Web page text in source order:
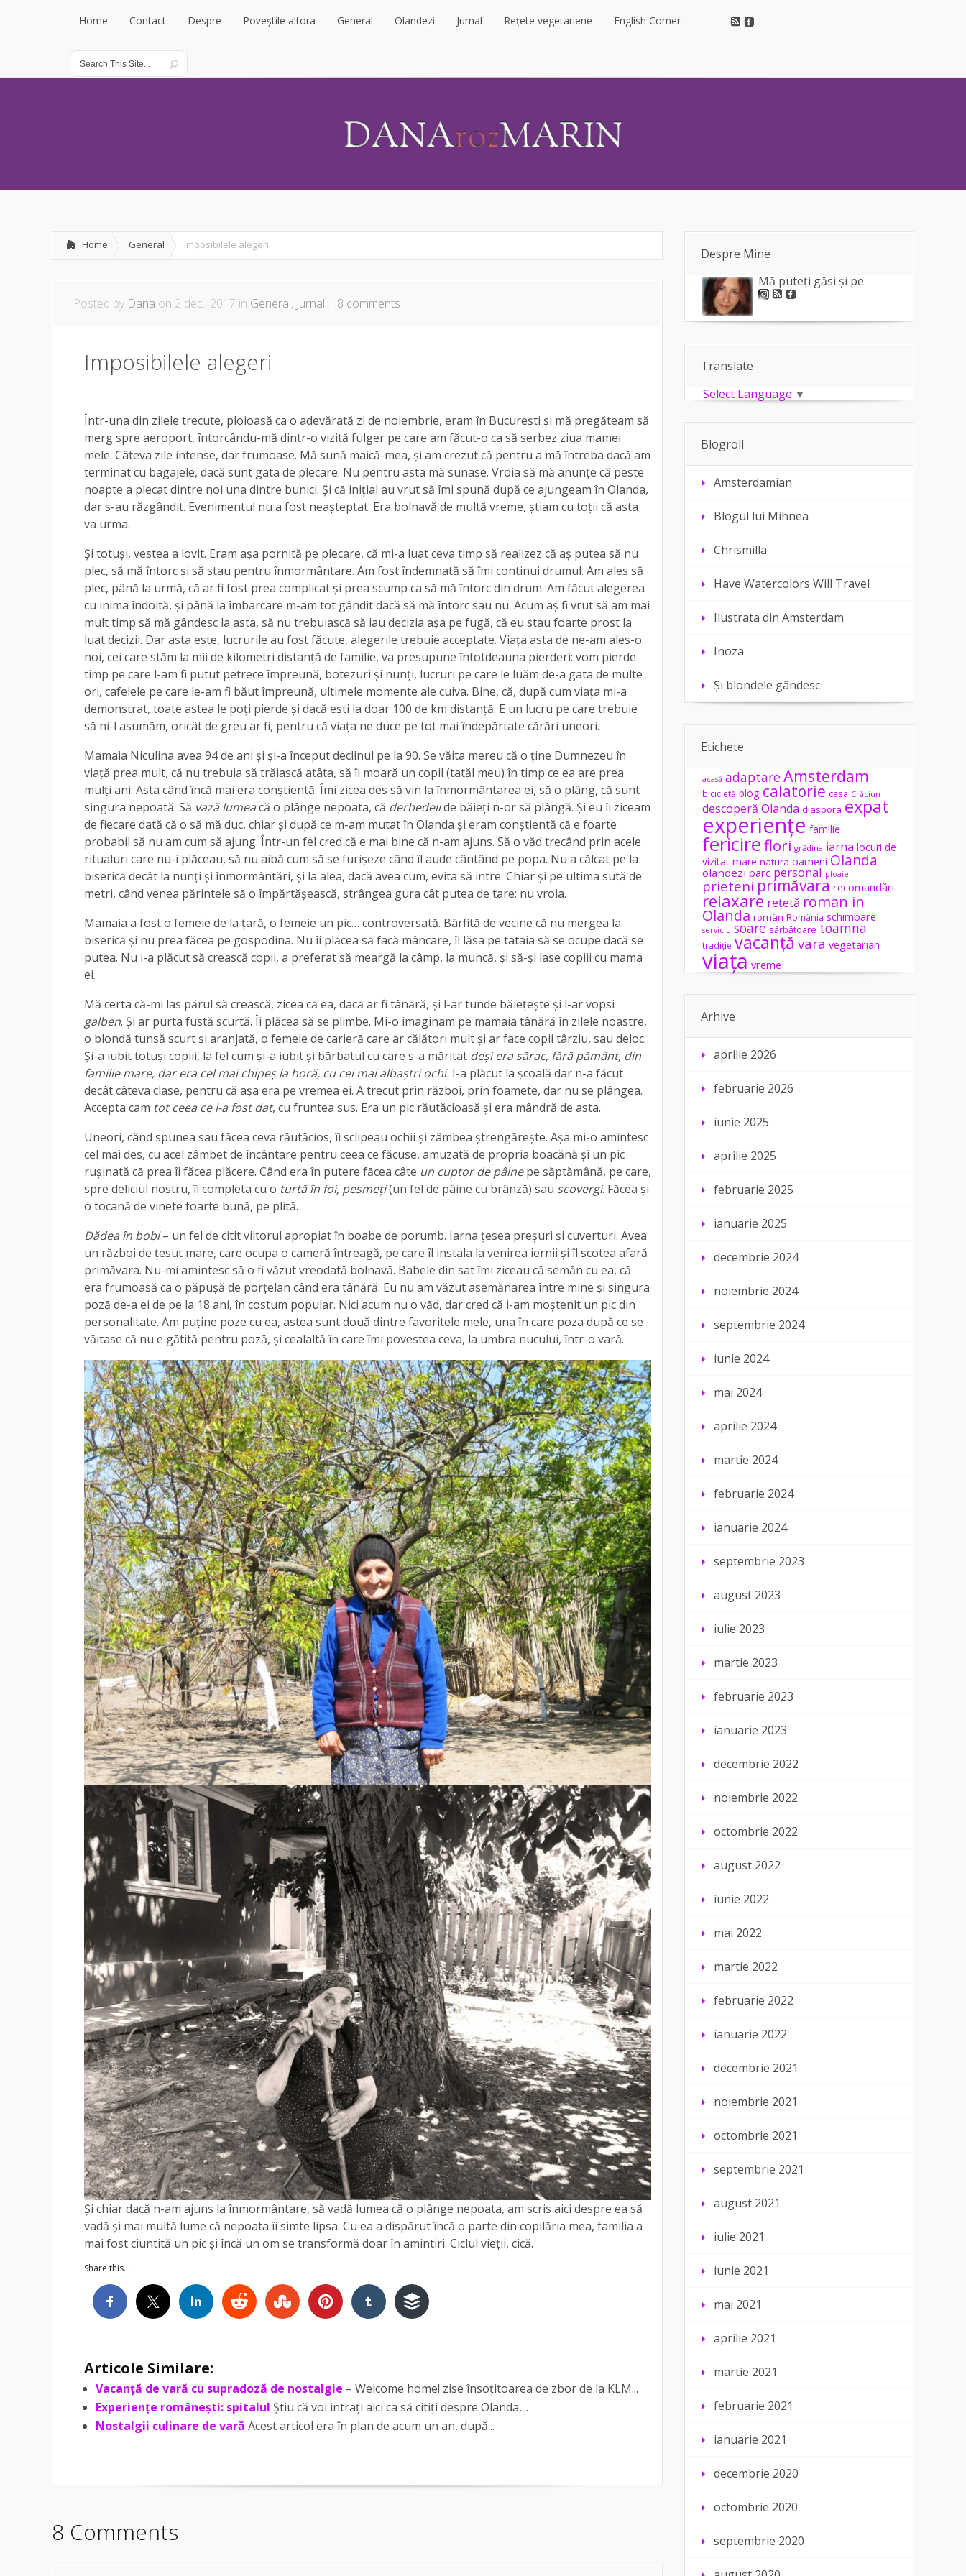
Home
Home
Contact
Contact
Despre Poveștile altora General Olandezi Jurnal Rețete vegetariene English Corner
Home General Imposibilele alegeri
Posted by Dana on 2 dec., 2017 in General, Jurnal | 8 comments
Imposibilele alegeri
Într-una din zilele trecute, ploioasă ca o adevărată zi de noiembrie, eram în București și mă pregăteam să
merg spre aeroport, întorcându-mă dintr-o vizită fulger pe care am făcut-o ca să serbez ziua mamei
mele. Câteva zile intense, dar frumoase. Mă sună maică-mea, și am crezut că pentru a mă întreba dacă am
terminat cu bagajele, dacă sunt gata de plecare. Nu pentru asta mă sunase. Vroia să mă anunțe că peste
noapte a plecat dintre noi una dintre bunici. Și că inițial au vrut să îmi spună după ce ajungeam în Olanda,
dar s-au răzgândit. Evenimentul nu a fost neașteptat. Era bolnavă de multă vreme, știam cu toții că asta
va urma.
Și totuși, vestea a lovit. Eram așa pornită pe plecare, că mi-a luat ceva timp să realizez că aș putea să nu
plec, să mă întorc și să stau pentru înmormântare. Am fost îndemnată să îmi continui drumul. Am ales să
plec, până la urmă, că ar fi fost prea complicat și prea scump ca să mă întorc din drum. Am făcut alegerea
cu inima îndoită, și până la îmbarcare m-am tot gândit dacă să mă întorc sau nu. Acum aș fi vrut să am mai
mult timp să mă gândesc la asta, să nu trebuiască să iau decizia așa pe fugă, că eu stau foarte prost la
luat decizii. Dar asta este, lucrurile au fost făcute, alegerile trebuie acceptate. Viața asta de ne-am ales-o
noi, cei care stăm la mii de kilometri distanță de familie, va presupune întotdeauna pierderi: vom pierde
timp pe care l-am fi putut petrece împreună, botezuri și nunți, lucruri pe care le luăm de-a gata de multe
ori, cafelele pe care le-am fi băut împreună, ultimele momente ale cuiva. Bine, că, după cum viața mi-a
demonstrat, toate astea le poți pierde și dacă ești la doar 100 de km distanță. E un lucru pe care trebuie
să ni-l asumăm, oricât de greu ar fi, pentru că viața ne duce pe tot mai îndepărtate cărări uneori.
Mamaia Niculina avea 94 de ani și și-a început declinul pe la 90. Se văita mereu că o ține Dumnezeu în
viață prea mult, că nu trebuia să trăiască atâta, să îi moară un copil (tatăl meu) în timp ce ea are prea
mulți ani. Asta când încă mai era conștientă. Îmi zicea des să vin la înmormântarea ei, să o plâng, că sunt
singura nepoată. Să vază lumeacă o plânge nepoata, că derbedeiide băieți n-or să plângă. Și eu îi ziceam
de fiecare dată că o să mă duc, chiar și după ce m-am mutat în Olanda și eram conștientă că e foarte
probabil să nu am cum să ajung. Într-un fel cred că e mai bine că n-am ajuns. Să o văd trecând prin acele
ritualuri care nu-i plăceau, să nu aibă cum să se furișeze când îl aude cântând pe popa. Nu a călcat pe la
biserică decât la nunți și înmormântări, și la alea, dacă avea cum, evita să intre. Chiar și pe ultima sută de
metri, când venea părintele să o împărtășească, strângea gura cât putea de tare: nu vroia.
Mamaia a fost o femeie de la țară, o femeie un pic… controversată. Bârfită de vecine că nu mergea la
biserică și nu prea făcea pe gospodina. Nu îi plăcea să facă mâncare, îl lăsa pe tataia să se ocupe dacă se
putea. Nu i-a plăcut să crească copii, a preferat să meargă la câmp, la muncă, și să-și lase copiii cu mama
ei.
Mă certa că-mi las părul să crească, zicea că ea, dacă ar fi tânără, și l-ar tunde băiețește și l-ar vopsi
galben. Și ar purta fustă scurtă. Îi plăcea să se plimbe. Mi-o imaginam pe mamaia tânără în zilele noastre,
o blondă tunsă scurt și aranjată, o femeie de carieră care ar călători mult și ar face copii târziu, sau deloc.
Și-a iubit totuși copiii, la fel cum și-a iubit și bărbatul cu care s-a măritat deși era sărac, fără pământ, din
familie mare, dar era cel mai chipeș la horă, cu cei mai albaștri ochi. I-a plăcut la școală dar n-a făcut
decât câteva clase, pentru că așa era pe vremea ei. A trecut prin război, prin foamete, dar nu se plângea.
Accepta cam tot ceea ce i-a fost dat, cu fruntea sus. Era un pic răutăcioasă și era mândră de asta.
Uneori, când spunea sau făcea ceva răutăcios, îi sclipeau ochii și zâmbea ștrengărește. Așa mi-o amintesc
cel mai des, cu acel zâmbet de încântare pentru ceea ce făcuse, amuzată de propria boacănă și un pic
rușinată că prea îi făcea plăcere. Când era în putere făcea câte un cuptor de pâinepe săptămână, pe care,
spre deliciul nostru, îl completa cu o turtă în foi, pesmeți(un fel de pâine cu brânză) sau scovergi. Făcea și
o tocană de vinete foarte bună, pe plită.
Dădea în bobi– un fel de citit viitorul apropiat în boabe de porumb. Iarna țesea preșuri și cuverturi. Avea
un război de țesut mare, care ocupa o cameră întreagă, pe care îl instala la venirea iernii și îl scotea afară
primăvara. Nu-mi amintesc să o fi văzut vreodată bolnavă. Babele din sat îmi ziceau că semăn cu ea, că
era frumoasă ca o păpușă de porțelan când era tânără. Eu nu am văzut asemănarea între mine și singura
poză de-a ei de pe la 18 ani, în costum popular. Nici acum nu o văd, dar cred că i-am moștenit un pic din
personalitate. Am puține poze cu ea, astea sunt două dintre favoritele mele, una în care poza după ce se
văitase că nu e gătită pentru poză, și cealaltă în care îmi povestea ceva, la umbra nucului, într-o vară.
Și chiar dacă n-am ajuns la înmormântare, să vadă lumea că o plânge nepoata, am scris aici despre ea să
vadă și mai multă lume că nepoata îi simte lipsa. Cu ea a dispărut încă o parte din copilăria mea, familia a
mai fost ciuntită un pic și încă un om se transformă doar în amintiri. Ciclul vieții, cică.
Share this...
Articole Similare:
Vacanță de vară cu supradoză de nostalgie – Welcome home! zise însoțitoarea de zbor de la KLM...
Experiențe românești: spitalul Știu că voi intrați aici ca să citiți despre Olanda,...
Nostalgii culinare de vară Acest articol era în plan de acum un an, după...
8 Comments
Despre Mine
Mă puteți găsi și pe
Translate
Select Language ▼
Blogroll
Amsterdamian
Blogul lui Mihnea
Chrismilla
Have Watercolors Will Travel
Ilustrata din Amsterdam
Inoza
Și blondele gândesc
Etichete
acasă adaptareAmsterdam
bicicletă blog calatorie casa Crăciun
descoperă Olanda diaspora expat
experiențe familie
fericireflori grădina iarna locuri de
vizitat mare natura oameni Olanda
olandezi parc personal ploaie
prieteni primăvara recomandări
relaxare rețetă roman in
Olanda român România schimbare
serviciu soare sărbătoare toamna
tradiție vacanță vara vegetarian
viața vreme
Arhive
aprilie 2026
februarie 2026
iunie 2025
aprilie 2025
februarie 2025
ianuarie 2025
decembrie 2024
noiembrie 2024
septembrie 2024
iunie 2024
mai 2024
aprilie 2024
martie 2024
februarie 2024
ianuarie 2024
septembrie 2023
august 2023
iulie 2023
martie 2023
februarie 2023
ianuarie 2023
decembrie 2022
noiembrie 2022
octombrie 2022
august 2022
iunie 2022
mai 2022
martie 2022
februarie 2022
ianuarie 2022
decembrie 2021
noiembrie 2021
octombrie 2021
septembrie 2021
august 2021
iulie 2021
iunie 2021
mai 2021
aprilie 2021
martie 2021
februarie 2021
ianuarie 2021
decembrie 2020
octombrie 2020
septembrie 2020